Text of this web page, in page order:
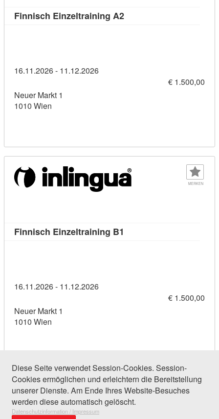
Finnisch Einzeltraining A2Kursdetail: Finnisch
16.11.2026 - 11.12.2026
€ 1.500,00
Neuer Markt 1
1010 Wien
MERKEN
Finnisch Einzeltraining B1
16.11.2026 - 11.12.2026
€ 1.500,00
Neuer Markt 1
1010 Wien
112 Einträge gefunden (1 von 6)
Diese Seite verwendet Session-Cookies. Session-
Cookies ermöglichen und erleichtern die Bereitstellung
unserer Dienste. Am Ende Ihres Website-Besuches
werden diese automatisch gelöscht.
Datenschutzinformation / Impressum